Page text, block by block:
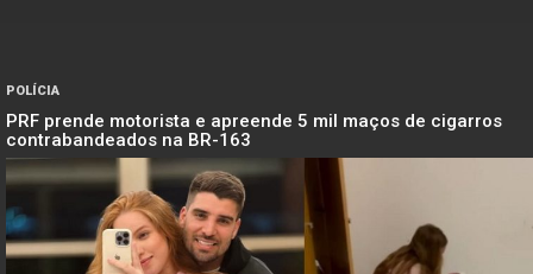
POLÍCIA
PRF prende motorista e apreende 5 mil maços de cigarros
contrabandeados na BR-163